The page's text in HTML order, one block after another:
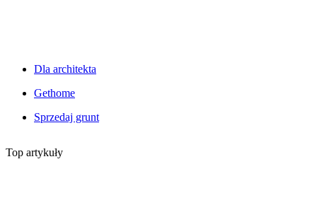
Dla architekta
Gethome
Sprzedaj grunt
Top artykuły